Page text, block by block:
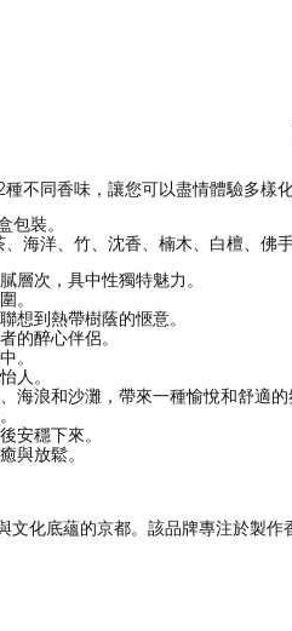
不同香味，讓您可以盡情體驗多樣
裝。
海洋、竹、沈香、楠木、白檀、佛
層次，具中性獨特魅力。
。
想到熱帶樹蔭的愜意。
的醉心伴侶。
。
人。
海浪和沙灘，帶來一種愉悅和舒適的
安穩下來。
與放鬆。
化底蘊的京都。該品牌專注於製